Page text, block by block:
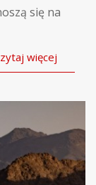
się na
więcej